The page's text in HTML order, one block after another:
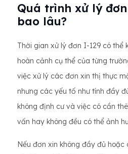
Quá trình xử lý
bao lâu?
Thời gian xử lý đơn I-129 có thể
hoàn cảnh cụ thể của từng
việc xử lý các đơn xin thị thực
nhưng các yếu tố như tính đầy
không định cư và việc có cần
vấn hay không đều có thể ảnh
Nếu đơn xin không đầy đủ hoặc